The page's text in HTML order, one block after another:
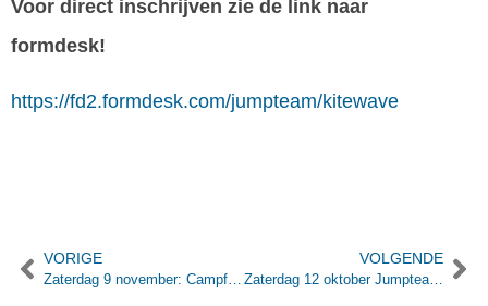
Voor direct inschrijven zie de link naar
formdesk!
https://fd2.formdesk.com/jumpteam/kitewave
VORIGE
Zaterdag 9 november: Campfire Jam Session!
VOLGENDE
Zaterdag 12 oktober Jumpteam Oktoberfest